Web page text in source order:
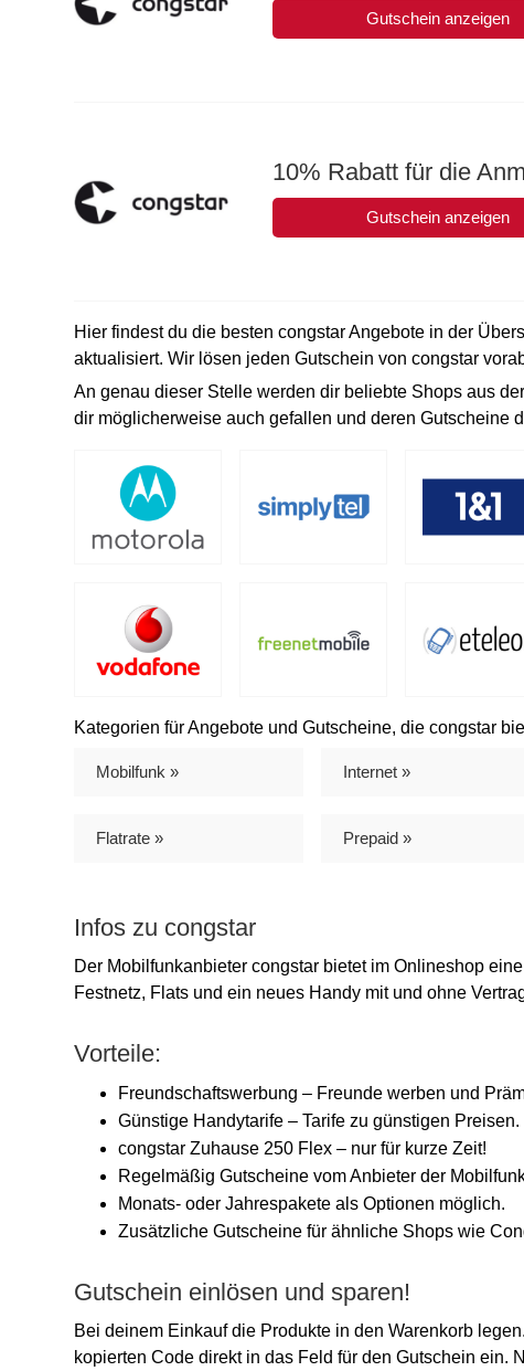
Gutschein anzeigen
10% Rabatt für die
Gutschein anzeigen
Hier findest du die besten congstar Angebote in der
aktualisiert. Wir lösen jeden Gutschein von congstar
An genau dieser Stelle werden dir beliebte Shops aus
dir möglicherweise auch gefallen und deren Gutscheine
Kategorien für Angebote und Gutscheine, die congstar
Mobilfunk » Internet »
Flatrate » Prepaid »
Infos zu congstar
Der Mobilfunkanbieter congstar bietet im Onlineshop
Festnetz, Flats und ein neues Handy mit und ohne
Vorteile:
Freundschaftswerbung – Freunde werben und
Günstige Handytarife – Tarife zu günstigen Preisen.
congstar Zuhause 250 Flex – nur für kurze Zeit!
Regelmäßig Gutscheine vom Anbieter der
Monats- oder Jahrespakete als Optionen möglich.
Zusätzliche Gutscheine für ähnliche Shops wie
Gutschein einlösen und sparen!
Bei deinem Einkauf die Produkte in den Warenkorb
kopierten Code direkt in das Feld für den Gutschein ein.